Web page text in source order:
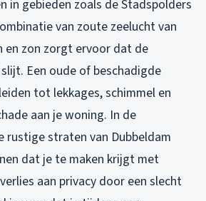
in gebieden zoals de Stadspolders
van zoute zeelucht van
en zon zorgt ervoor dat de
Een oude of beschadigde
tot lekkages, schimmel en
aan je woning. In de
rustige straten van Dubbeldam
dat je te maken krijgt met
aan privacy door een slecht